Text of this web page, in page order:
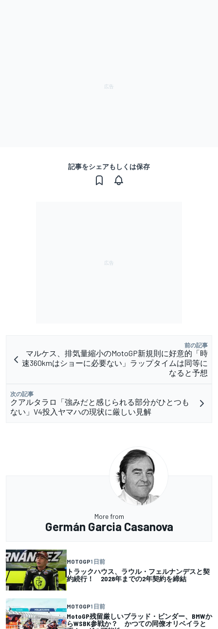
記事をシェアもしくは保存
前の記事
マルケス、排気量縮小のMotoGP新規則に好意的「時
速360kmはショーに必要ない」ラップタイムは同等に
なると予想
次の記事
クアルタラロ「強みだと感じられる部分がひとつも
ない」V4投入ヤマハの現状に厳しい見解
More from
Germán Garcia Casanova
MOTOGP1 日前
トラックハウス、ラウル・フェルナンデスと契
約続行！ 2028年までの2年契約を締結
MOTOGP1 日前
MotoGP残留厳しいブラッド・ビンダー、BMWか
らWSBK参戦か？ かつての同僚オリベイラと